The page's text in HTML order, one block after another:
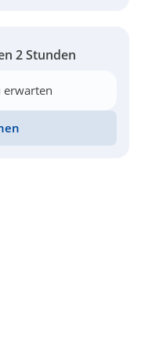
2 Stunden
erwarten